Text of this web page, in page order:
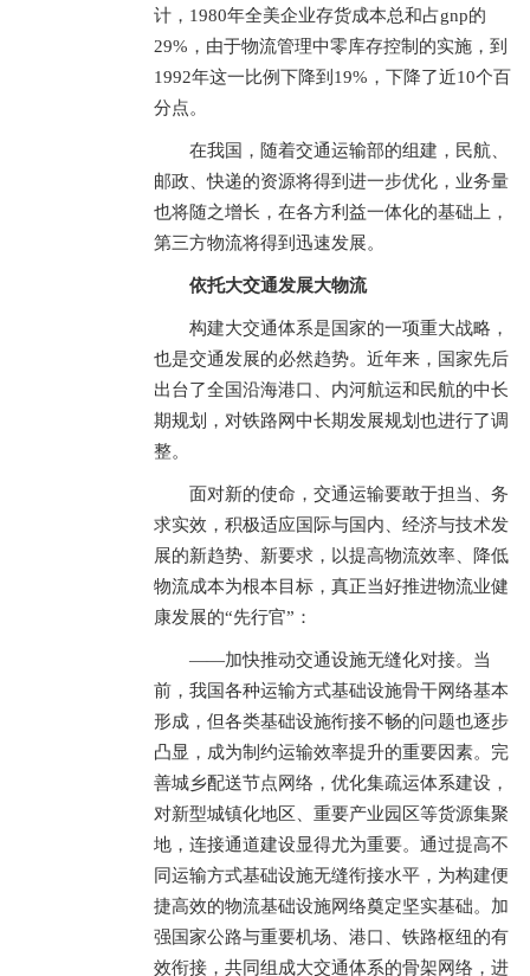
计，1980年全美企业存货成本总和占gnp的
29%，由于物流管理中零库存控制的实施，到
1992年这一比例下降到19%，下降了近10个百
分点。
在我国，随着交通运输部的组建，民航、
邮政、快递的资源将得到进一步优化，业务量
也将随之增长，在各方利益一体化的基础上，
第三方物流将得到迅速发展。
依托大交通发展大物流
构建大交通体系是国家的一项重大战略，
也是交通发展的必然趋势。近年来，国家先后
出台了全国沿海港口、内河航运和民航的中长
期规划，对铁路网中长期发展规划也进行了调
整。
面对新的使命，交通运输要敢于担当、务
求实效，积极适应国际与国内、经济与技术发
展的新趋势、新要求，以提高物流效率、降低
物流成本为根本目标，真正当好推进物流业健
康发展的“先行官”：
——加快推动交通设施无缝化对接。当
前，我国各种运输方式基础设施骨干网络基本
形成，但各类基础设施衔接不畅的问题也逐步
凸显，成为制约运输效率提升的重要因素。完
善城乡配送节点网络，优化集疏运体系建设，
对新型城镇化地区、重要产业园区等货源集聚
地，连接通道建设显得尤为重要。通过提高不
同运输方式基础设施无缝衔接水平，为构建便
捷高效的物流基础设施网络奠定坚实基础。加
强国家公路与重要机场、港口、铁路枢纽的有
效衔接，共同组成大交通体系的骨架网络，进